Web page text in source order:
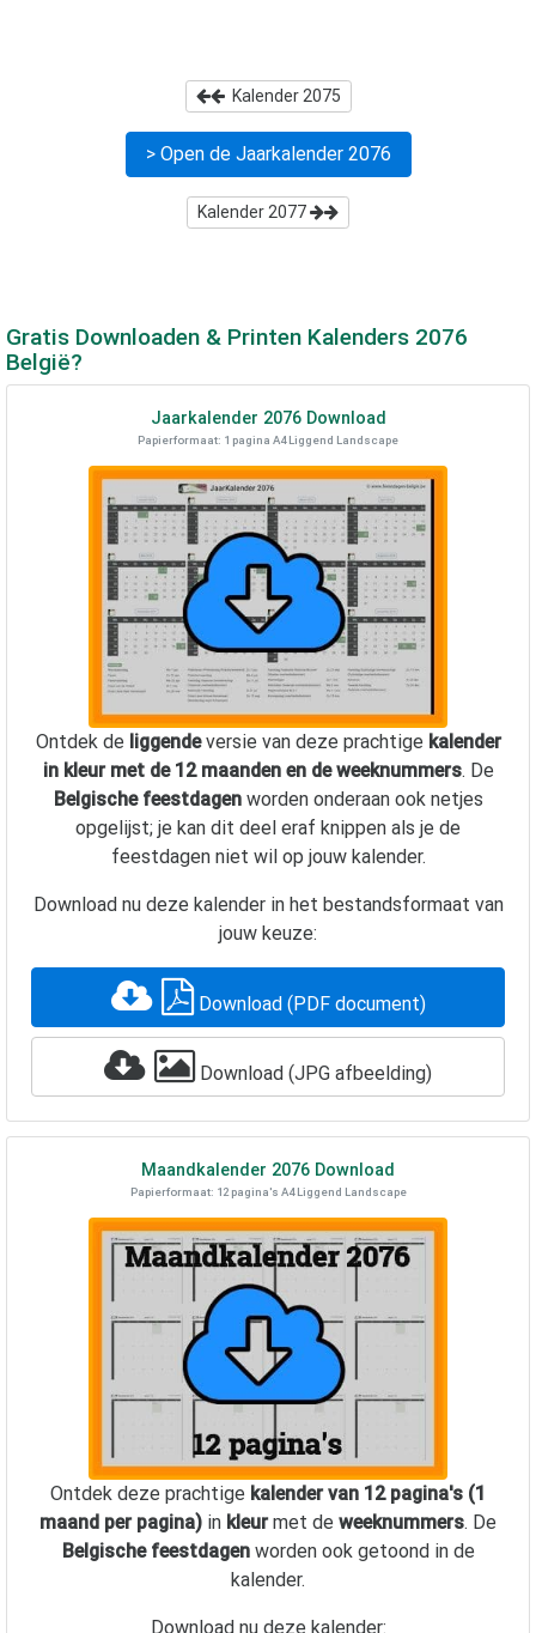
Kalender 2075
> Open de Jaarkalender 2076
Kalender 2077
Gratis Downloaden & Printen Kalenders 2076
België?
Jaarkalender 2076Download
Papierformaat: 1 pagina A4 Liggend Landscape
Ontdek de liggendeversie van deze prachtige kalender
in kleur met de 12 maanden en de weeknummers. De
Belgische feestdagenworden onderaan ook netjes
opgelijst; je kan dit deel eraf knippen als je de
feestdagen niet wil op jouw kalender.
Download nu deze kalender in het bestandsformaat van
jouw keuze:
Download (PDF document)
Download (JPG afbeelding)
Maandkalender 2076 Download
Papierformaat: 12 pagina's A4 Liggend Landscape
Ontdek deze prachtige kalender van 12 pagina's (1
maand per pagina) in kleurmet de weeknummers. De
Belgische feestdagenworden ook getoond in de
kalender.
Download nu deze kalender: